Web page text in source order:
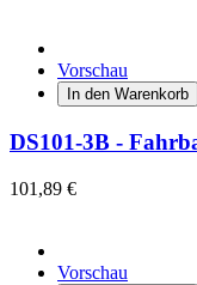
Vorschau
In den Warenkorb
DS101-3B -
101,89 €
Vorschau